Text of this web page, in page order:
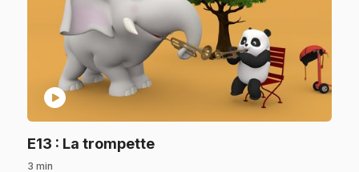
play_circle
E13 : La trompette.
3 min